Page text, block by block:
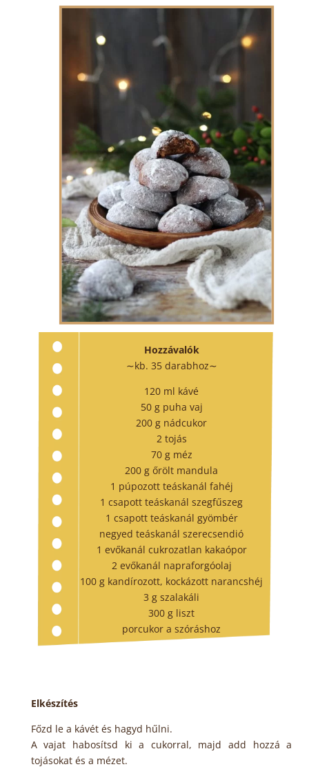
Hozzávalók
∼kb. 35 darabhoz∼
120 ml kávé
50 g puha vaj
200 g nádcukor
2 tojás
70 g méz
200 g őrölt mandula
1 púpozott teáskanál fahéj
1 csapott teáskanál szegfűszeg
1 csapott teáskanál gyömbér
negyed teáskanál szerecsendió
1 evőkanál cukrozatlan kakaópor
2 evőkanál napraforgóolaj
100 g kandírozott, kockázott narancshéj
3 g szalakáli
300 g liszt
porcukor a szóráshoz
Elkészítés
Főzd le a kávét és hagyd hűlni.
A vajat habosítsd ki a cukorral, majd add hozzá a
tojásokat és a mézet.